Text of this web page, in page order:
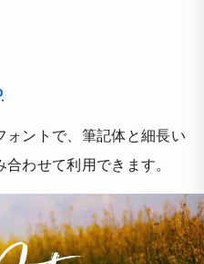
ントで、筆記体と細長い
わせて利用できます。